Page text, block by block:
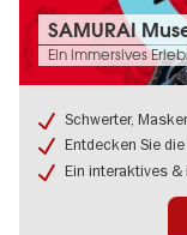
Tickets
&
Termine:
SAMURAI
Berlin:
Flex-
Ticket
SAMURAI
Ein immersives
Schwerter,
Entdecken Sie
Ein interaktives